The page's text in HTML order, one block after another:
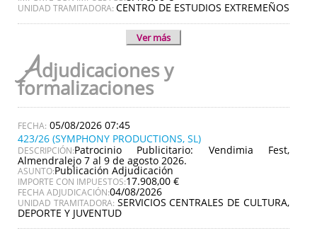
UNIDAD TRAMITADORA: CENTRO DE ESTUDIOS EXTREMEÑOS
Ver más
Adjudicaciones y
formalizaciones
05/08/2026 07:45
423/26 (SYMPHONY PRODUCTIONS, SL)
DESCRIPCIÓN:Patrocinio Publicitario: Vendimia Fest,
Almendralejo 7 al 9 de agosto 2026.
ASUNTO:Publicación Adjudicación
IMPORTE CON IMPUESTOS:17.908,00 €
FECHA ADJUDICACIÓN:04/08/2026
UNIDAD TRAMITADORA: SERVICIOS CENTRALES DE CULTURA,
DEPORTE Y JUVENTUD